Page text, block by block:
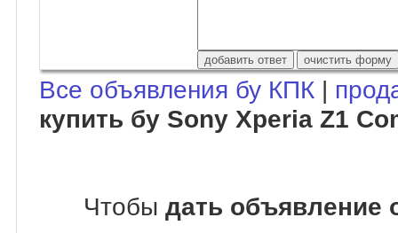
Все объявления бу КПК |
купить бу Sony Xperia Z1
Чтобы дать объявление